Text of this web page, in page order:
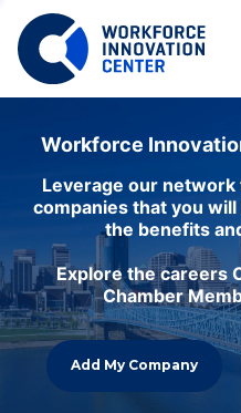
Workforce
Leverage our network
companies that you
the benefits
Explore the careers
Chamber
Add My Company